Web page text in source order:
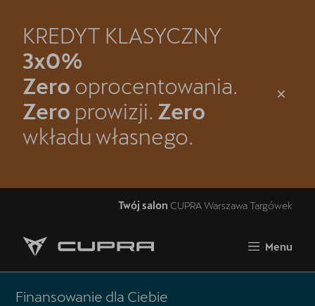
KREDYT KLASYCZNY
3x0%
Zero oprocentowania.
Zero prowizji. Zero
wkładu własnego.
Twój salon CUPRA Warszawa Targówek
Menu
Strona główna
Oferta i aktualności
Samochody dostępne od ręki
Spacer po CUPRA Warszawa-Targówek
Finansowanie dla Ciebie